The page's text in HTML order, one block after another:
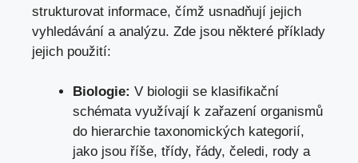
strukturovat informace, čímž usnadňují ‍jejich
vyhledávání a analýzu. Zde jsou některé příklady
jejich‍ použití:
Biologie: V biologii se klasifikační
schémata využívají k zařazení organismů
‍do hierarchie taxonomických kategorií,
jako jsou říše,‍ třídy,‌ řády, čeledi, rody a